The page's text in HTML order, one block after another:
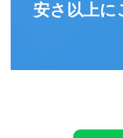
安さ以上に